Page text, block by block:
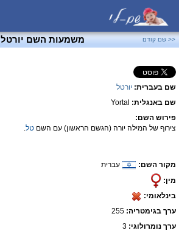
<< שם קודם משמעות השם יורטל
שם בעברית: יורטל
שם באנגלית: Yortal
פירוש השם:
צירוף של המילה יורה (הגשם הראשון) עם השם טל.
מקור השם:
עברית
מין:
בינלאומי:
ערך בגימטריה:
ערך נומרולוגי: 3